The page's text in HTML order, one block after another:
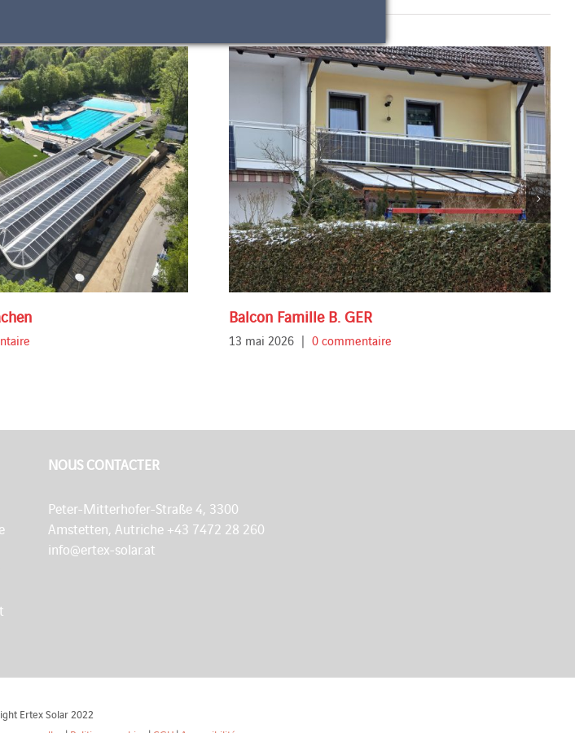
Balcon Famille B. GER
13 mai 2026 | 0 commentaire
NOUS CONTACTER
Peter-Mitterhofer-Straße 4, 3300
Amstetten, Autriche +43 7472 28 260
info@ertex-solar.at
Ertex Solar 2022